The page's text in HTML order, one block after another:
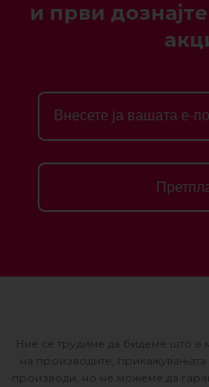
и први
Ние се трудиме да бидеме што е
на производите, прикажувањата
производи, но не можеме да